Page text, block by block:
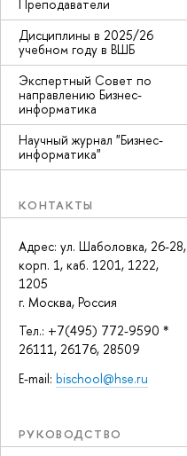
Преподаватели
Дисциплины в 2025/26
учебном году в ВШБ
Экспертный Совет по
направлению Бизнес-
информатика
Научный журнал "Бизнес-
информатика"
КОНТАКТЫ
Адрес: ул. Шаболовка, 26-28,
корп. 1, каб. 1201, 1222,
1205
г. Москва, Россия
Тел.: +7(495) 772-9590 *
26111, 26176, 28509
E-mail: bischool@hse.ru
РУКОВОДСТВО